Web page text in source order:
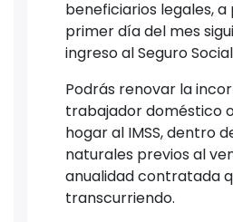
beneficiarios legales,
primer día del mes
ingreso al Seguro
Podrás renovar la
trabajador doméstico
hogar al IMSS, dentro
naturales previos al
anualidad contratada
transcurriendo.